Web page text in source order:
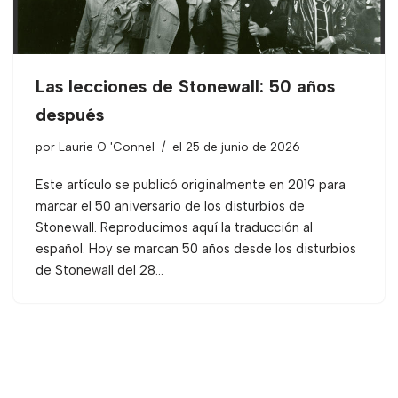
Las lecciones de Stonewall: 50 años
después
por Laurie O 'Connel el 25 de junio de 2026
Este artículo se publicó originalmente en 2019 para
marcar el 50 aniversario de los disturbios de
Stonewall. Reproducimos aquí la traducción al
español. Hoy se marcan 50 años desde los disturbios
de Stonewall del 28…